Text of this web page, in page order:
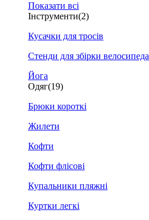
Показати всі
Інструменти(2)
Кусачки для тросів
Стенди для збірки велосипеда
Йога
Одяг(19)
Брюки короткі
Жилети
Кофти
Кофти флісові
Купальники пляжні
Куртки легкі